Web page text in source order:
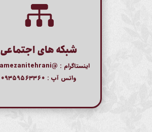

شبکه های اجتماعی
اینستاگرام : @dr.ramezanitehrani
واتس آپ : ۰۹۳۵۹۵۶۳۳۶۰